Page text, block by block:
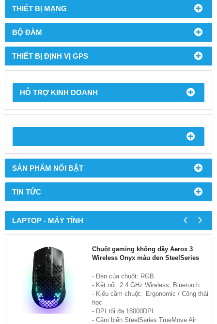
THIẾT BỊ MẠNG
BỘ ĐÀM
THIẾT BỊ ĐỊNH VỊ GPS
HỖ TRỢ KINH DOANH
SẢN PHẨM NỔI BẬT
TIN TỨC
LAPTOP - MÁY TÍNH
Chuột gaming không dây Aerox 3
Wireless Onyx màu đen SteelSeries
- Đèn của chuột: RGB
- Kết nối: 2.4 GHz Wireless, Bluetooth
- Kiểu cầm chuột: Ergonomic / Công thái
học
- DPI tối đa 18000DPI
- Cảm biến SteelSeries TrueMove Air
‹ ›